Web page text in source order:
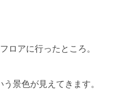
ロアに行ったところ。
景色が見えてきます。